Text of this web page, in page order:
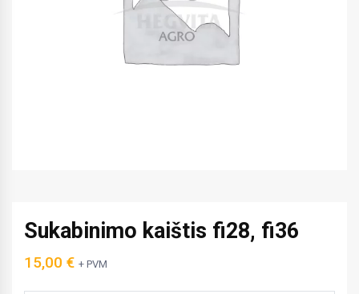
Sukabinimo kaištis fi28, fi36
15,00 € + PVM